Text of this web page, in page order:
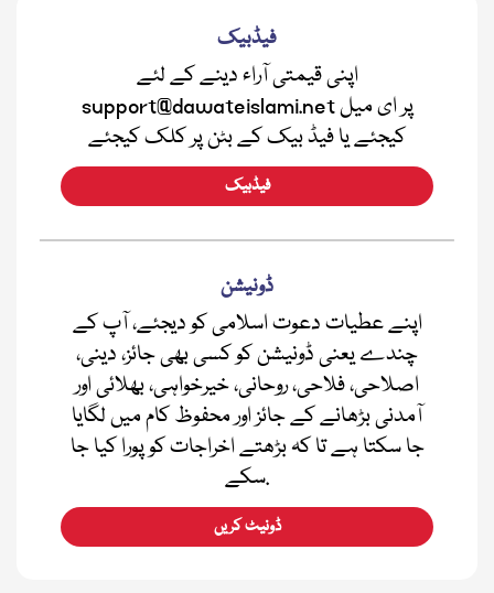
فیڈبیک
اپنی قیمتی آراء دینے کے لئے
support@dawateislami.net پر ای میل
کیجئے یا فیڈ بیک کے بٹن پر کلک کیجئے
فیڈبیک
ڈونیشن
اپنے عطیات دعوت اسلامی کو دیجئے، آپ کے
چندے یعنی ڈونیشن کو کسی بھی جائز، دینی،
اصلاحی، فلاحی، روحانی، خیرخواہی، بھلائی اور
آمدنی بڑھانے کے جائز اور محفوظ کام میں لگایا
جا سکتا ہے تا کہ بڑھتے اخراجات کو پورا کیا جا
سکے.
ڈونیٹ کریں